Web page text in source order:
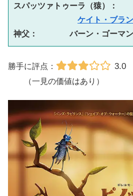
スパッツァトゥーラ（猿）：
ケイト・ブラ
神父：　　　　バーン・ゴーマン
勝手に評点： 3.0
（一見の価値はあり）